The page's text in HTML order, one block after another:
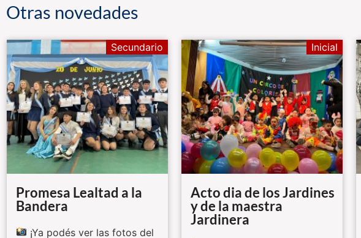
Otras novedades
Promesa Lealtad a la
Bandera
¡Ya podés ver las fotos del
Secundario
Acto dia de los Jardines
y de la maestra
Jardinera
Inicial